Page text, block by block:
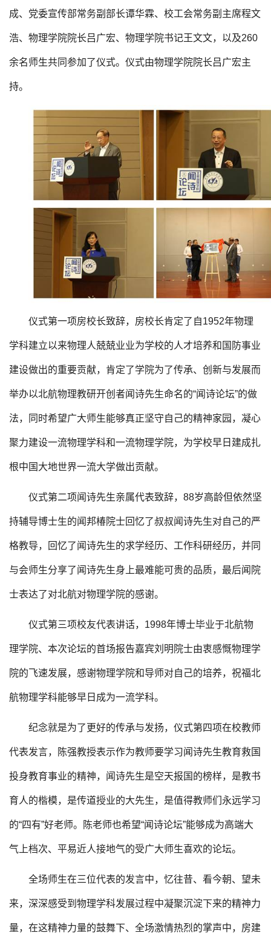
成、党委宣传部常务副部长谭华霖、校工会常务副主席程文
浩、物理学院院长吕广宏、物理学院书记王文文，以及260
余名师生共同参加了仪式。仪式由物理学院院长吕广宏主
持。
仪式第一项房校长致辞，房校长肯定了自1952年物理
学科建立以来物理人兢兢业业为学校的人才培养和国防事业
建设做出的重要贡献，肯定了学院为了传承、创新与发展而
举办以北航物理教研开创者闻诗先生命名的“闻诗论坛”的做
法，同时希望广大师生能够真正坚守自己的精神家园，凝心
聚力建设一流物理学科和一流物理学院，为学校早日建成扎
根中国大地世界一流大学做出贡献。
仪式第二项闻诗先生亲属代表致辞，88岁高龄但依然坚
持辅导博士生的闻邦椿院士回忆了叔叔闻诗先生对自己的严
格教导，回忆了闻诗先生的求学经历、工作科研经历，并同
与会师生分享了闻诗先生身上最难能可贵的品质，最后闻院
士表达了对北航对物理学院的感谢。
仪式第三项校友代表讲话，1998年博士毕业于北航物
理学院、本次论坛的首场报告嘉宾刘明院士由衷感慨物理学
院的飞速发展，感谢物理学院和导师对自己的培养，祝福北
航物理学科能够早日成为一流学科。
纪念就是为了更好的传承与发扬，仪式第四项在校教师
代表发言，陈强教授表示作为教师要学习闻诗先生教育救国
投身教育事业的精神，闻诗先生是空天报国的榜样，是教书
育人的楷模，是传道授业的大先生，是值得教师们永远学习
的“四有”好老师。陈老师也希望“闻诗论坛”能够成为高端大
气上档次、平易近人接地气的受广大师生喜欢的论坛。
全场师生在三位代表的发言中，忆往昔、看今朝、望未
来，深深感受到物理学科发展过程中凝聚沉淀下来的精神力
量，在这精神力量的鼓舞下、全场激情热烈的掌声中，房建